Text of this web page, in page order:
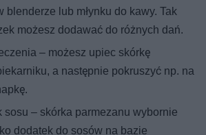
blenderze lub młynku do kawy. Tak
możesz dodawać do różnych dań.
– możesz upiec skórkę
a następnie pokruszyć np. na
sosu – skórka parmezanu wybornie
dodatek do sosów na bazie